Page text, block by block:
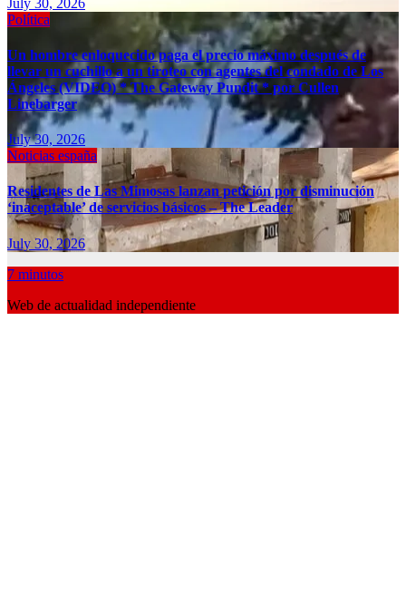
Política
Un hombre enloquecido paga el precio máximo después de
llevar un cuchillo a un tiroteo con agentes del condado de Los
Ángeles (VIDEO) * The Gateway Pundit * por Cullen
Linebarger
July 30, 2026
Noticias españa
Residentes de Las Mimosas lanzan petición por disminución
‘inaceptable’ de servicios básicos – The Leader
July 30, 2026
7 minutos
Web de actualidad independiente